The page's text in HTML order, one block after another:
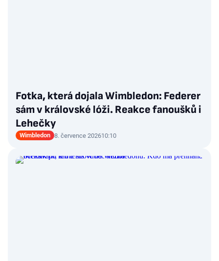
Fotka, která dojala Wimbledon: Federer
sám v královské lóži. Reakce fanoušků i
Lehečky
Wimbledon 8. července 202610:10